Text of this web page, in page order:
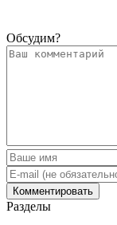
Обсудим?
Разделы